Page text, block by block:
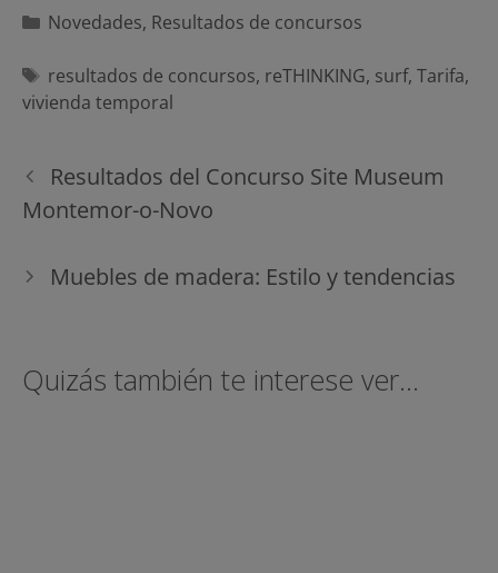
Categorías
Novedades, Resultados de concursos
Etiquetas
resultados de concursos, reTHINKING, surf, Tarifa,
vivienda temporal
Navegación
de
entradas
Resultados del Concurso Site Museum
Montemor-o-Novo
Muebles de madera: Estilo y tendencias
Quizás también te interese ver...